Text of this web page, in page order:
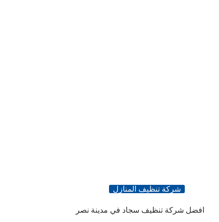
شركة تنظيف المنازل
افضل شركة تنظيف سجاد في مدينة نصر